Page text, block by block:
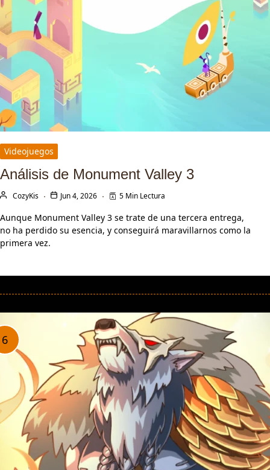
Videojuegos
Análisis de Monument Valley 3
CozyKis Jun 4, 2026 5 Min Lectura
Aunque Monument Valley 3 se trate de una tercera entrega,
no ha perdido su esencia, y conseguirá maravillarnos como la
primera vez.